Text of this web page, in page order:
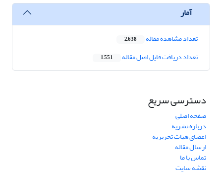
آمار
تعداد مشاهده مقاله 2,638
تعداد دریافت فایل اصل مقاله 1,551
دسترسی سریع
صفحه اصلی
درباره نشریه
اعضای هیات تحریریه
ارسال مقاله
تماس با ما
نقشه سایت